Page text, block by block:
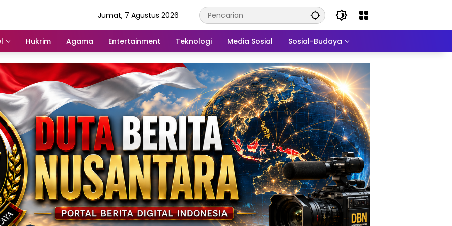
Jumat, 7 Agustus 2026
Hukrim Agama Entertainment Teknologi Media Sosial Sosial-Budaya